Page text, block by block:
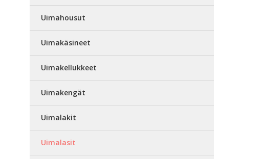
Uimahousut
Uimakäsineet
Uimakellukkeet
Uimakengät
Uimalakit
Uimalasit